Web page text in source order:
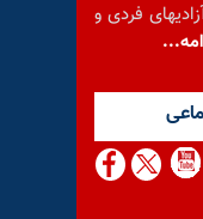
فردی و